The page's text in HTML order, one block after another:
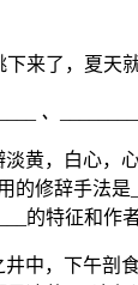
来了，夏天
、
淡黄，白心，
的修辞手法是
的特征和作者
中，下午剖